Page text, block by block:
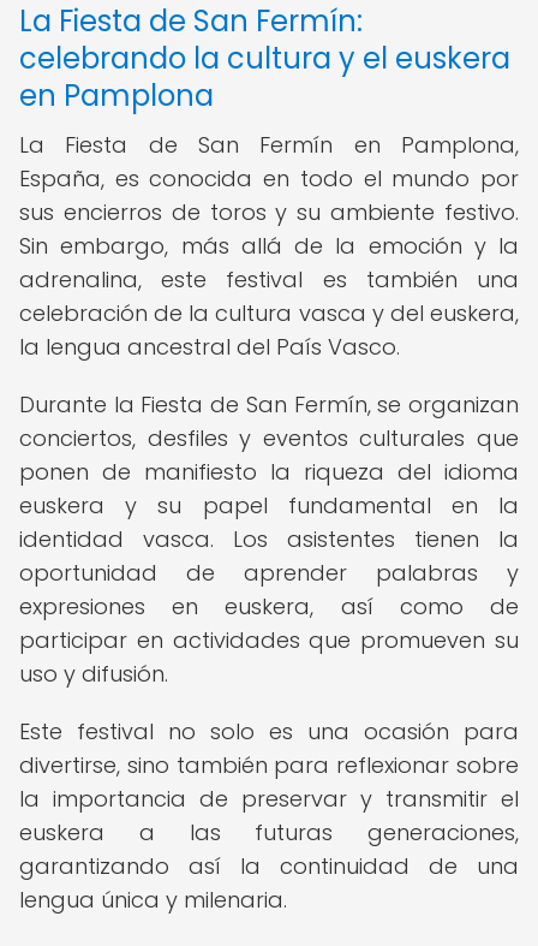
La Fiesta de San Fermín:
celebrando la cultura y el euskera
en Pamplona
La Fiesta de San Fermín en Pamplona,
España, es conocida en todo el mundo por
sus encierros de toros y su ambiente festivo.
Sin embargo, más allá de la emoción y la
adrenalina, este festival es también una
celebración de la cultura vasca y del euskera,
la lengua ancestral del País Vasco.
Durante la Fiesta de San Fermín, se organizan
conciertos, desfiles y eventos culturales que
ponen de manifiesto la riqueza del idioma
euskera y su papel fundamental en la
identidad vasca. Los asistentes tienen la
oportunidad de aprender palabras y
expresiones en euskera, así como de
participar en actividades que promueven su
uso y difusión.
Este festival no solo es una ocasión para
divertirse, sino también para reflexionar sobre
la importancia de preservar y transmitir el
euskera a las futuras generaciones,
garantizando así la continuidad de una
lengua única y milenaria.